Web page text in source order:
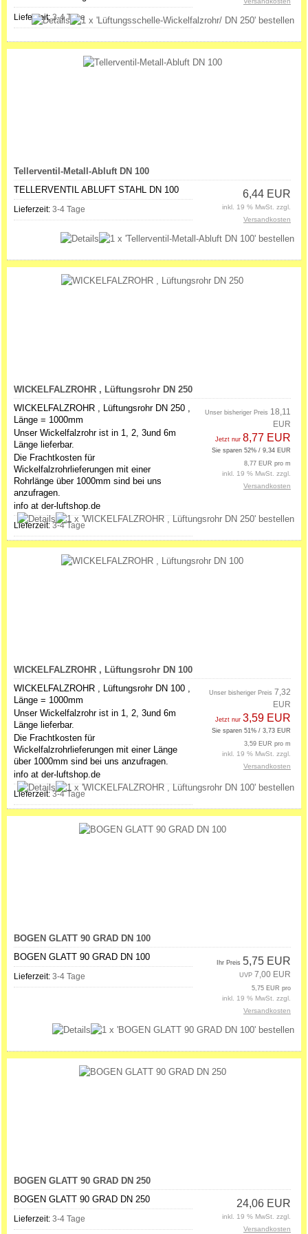
Lieferzeit:3-4 Tage
Tellerventil-Metall-Abluft DN 100
TELLERVENTIL ABLUFT STAHL DN 100
Lieferzeit: 3-4 Tage
6,44 EUR
inkl. 19 % MwSt. zzgl.
Versandkosten
WICKELFALZROHR , Lüftungsrohr DN 250
WICKELFALZROHR , Lüftungsrohr DN 250 ,
Länge = 1000mm
Unser Wickelfalzrohr ist in 1, 2, 3und 6m
Länge lieferbar.
Die Frachtkosten für
Wickelfalzrohrlieferungen mit einer
Rohrlänge über 1000mm sind bei uns
anzufragen.
info at der-luftshop.de
Lieferzeit: 3-4 Tage
Unser bisheriger Preis 18,11
EUR
Jetzt nur 8,77 EUR
Sie sparen 52% / 9,34 EUR
8,77 EUR pro m
inkl. 19 % MwSt. zzgl.
Versandkosten
WICKELFALZROHR , Lüftungsrohr DN 100
WICKELFALZROHR , Lüftungsrohr DN 100 ,
Länge = 1000mm
Unser Wickelfalzrohr ist in 1, 2, 3und 6m
Länge lieferbar.
Die Frachtkosten für
Wickelfalzrohrlieferungen mit einer Länge
über 1000mm sind bei uns anzufragen.
info at der-luftshop.de
Lieferzeit: 3-4 Tage
Unser bisheriger Preis 7,32
EUR
Jetzt nur 3,59 EUR
Sie sparen 51% / 3,73 EUR
3,59 EUR pro m
inkl. 19 % MwSt. zzgl.
Versandkosten
BOGEN GLATT 90 GRAD DN 100
BOGEN GLATT 90 GRAD DN 100
Lieferzeit: 3-4 Tage
Ihr Preis 5,75 EUR
UVP 7,00 EUR
5,75 EUR pro
inkl. 19 % MwSt. zzgl.
Versandkosten
BOGEN GLATT 90 GRAD DN 250
BOGEN GLATT 90 GRAD DN 250
Lieferzeit: 3-4 Tage
24,06 EUR
inkl. 19 % MwSt. zzgl.
Versandkosten